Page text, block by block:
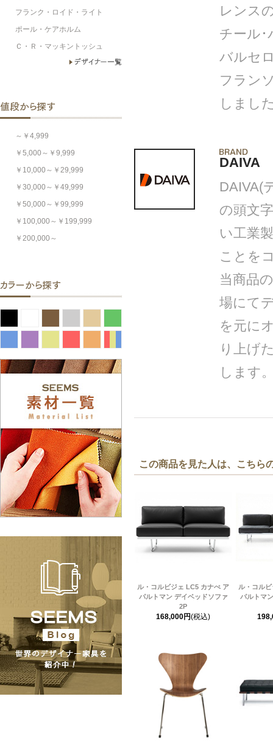
フランク・ロイド・ライト
ポール・ケアホルム
Ｃ・Ｒ・マッキントッシュ
～￥4,999
￥5,000～￥9,999
￥10,000～￥29,999
￥30,000～￥49,999
￥50,000～￥99,999
￥100,000～￥199,999
￥200,000～
レンス
チール･
バルセ
フラン
しまし
DAIVA
DAIVA(
の頭文
い工業
ことを
当商品
場にて
を元に
り上げ
します
この商品を見た人は、こちら
ル・コルビジェ LC5 カナぺ ア
パルトマン デイベッドソファ
2P
168,000円(税込)
ル・コル
パルトマ